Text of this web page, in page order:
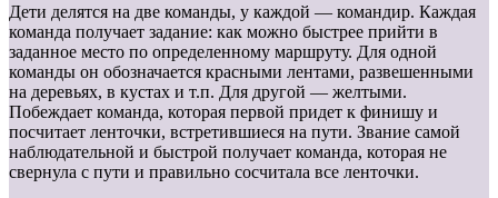
Дети делятся на две команды, у каждой — командир. Каждая
команда получает задание: как можно быстрее прийти в
заданное место по определенному маршруту. Для одной
команды он обозначается красными лентами, развешенными
на деревьях, в кустах и т.п. Для другой — желтыми.
Побеждает команда, которая первой придет к финишу и
посчитает ленточки, встретившиеся на пути. Звание самой
наблюдательной и быстрой получает команда, которая не
свернула с пути и правильно сосчитала все ленточки.